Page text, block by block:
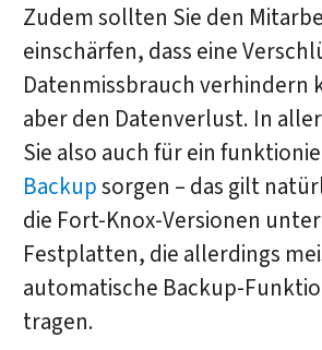
Zudem sollten Sie den
einschärfen, dass eine
Datenmissbrauch verhindern
aber den Datenverlust. In
Sie also auch für ein
Backupsorgen – das gilt
die Fort-Knox-Versionen
Festplatten, die allerdings
automatische Backup-
tragen.